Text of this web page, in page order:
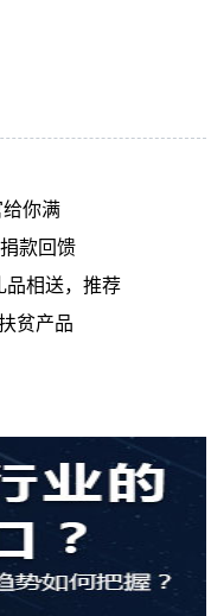
给你满
款回馈
品相送，推荐
贫产品